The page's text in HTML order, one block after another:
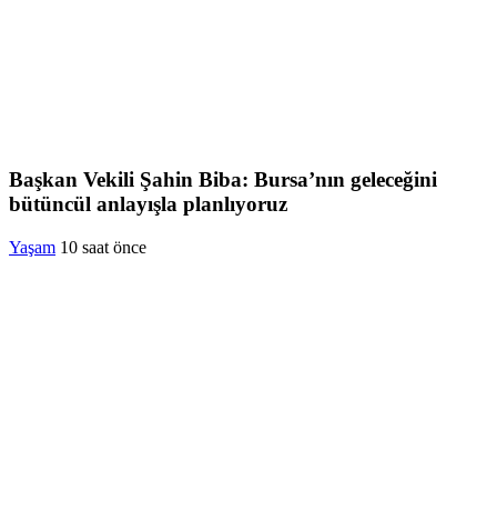
Başkan Vekili Şahin Biba: Bursa’nın geleceğini
bütüncül anlayışla planlıyoruz
Yaşam 10 saat önce